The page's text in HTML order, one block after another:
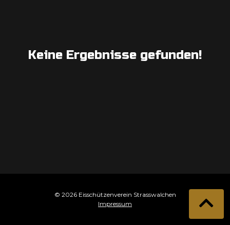
Keine Ergebnisse gefunden!
© 2026 Eisschützenverein Strasswalchen
Impressum